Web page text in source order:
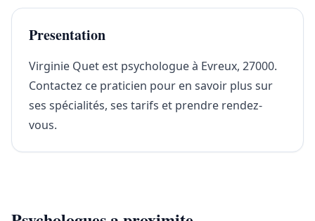
Presentation
Virginie Quet est psychologue à Evreux, 27000.
Contactez ce praticien pour en savoir plus sur
ses spécialités, ses tarifs et prendre rendez-
vous.